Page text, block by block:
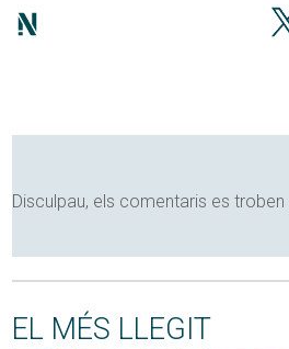
Disculpau, els comentaris es
EL MÉS LLEGIT